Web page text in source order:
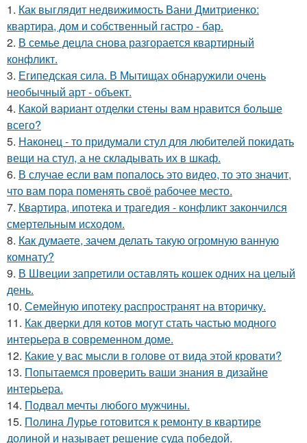
1. Как выглядит недвижимость Вани Дмитриенко:
квартира, дом и собственный гастро - бар.
2. В семье децла снова разгорается квартирный
конфликт.
3. Египедская сила. В Мытищах обнаружили очень
необычный арт - объект.
4. Какой вариант отделки стены вам нравится больше
всего?
5. Наконец - то придумали стул для любителей покидать
вещи на стул, а не складывать их в шкаф.
6. В случае если вам попалось это видео, то это значит,
что вам пора поменять своё рабочее место.
7. Квартира, ипотека и трагедия - конфликт закончился
смертельным исходом.
8. Как думаете, зачем делать такую огромную ванную
комнату?
9. В Швеции запретили оставлять кошек одних на целый
день.
10. Семейную ипотеку распространят на вторичку.
11. Как дверки для котов могут стать частью модного
интерьера в современном доме.
12. Какие у вас мысли в голове от вида этой кровати?
13. Попытаемся проверить ваши знания в дизайне
интерьера.
14. Подвал мечты любого мужчины.
15. Полина Лурье готовится к ремонту в квартире
долиной и называет решение суда победой.